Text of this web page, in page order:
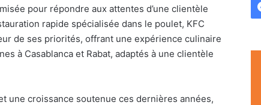
pour répondre aux attentes d’une clientèle
rapide spécialisée dans le poulet, KFC
de ses priorités, offrant une expérience culinaire
à Casablanca et Rabat, adaptés à une clientèle
une croissance soutenue ces dernières années,